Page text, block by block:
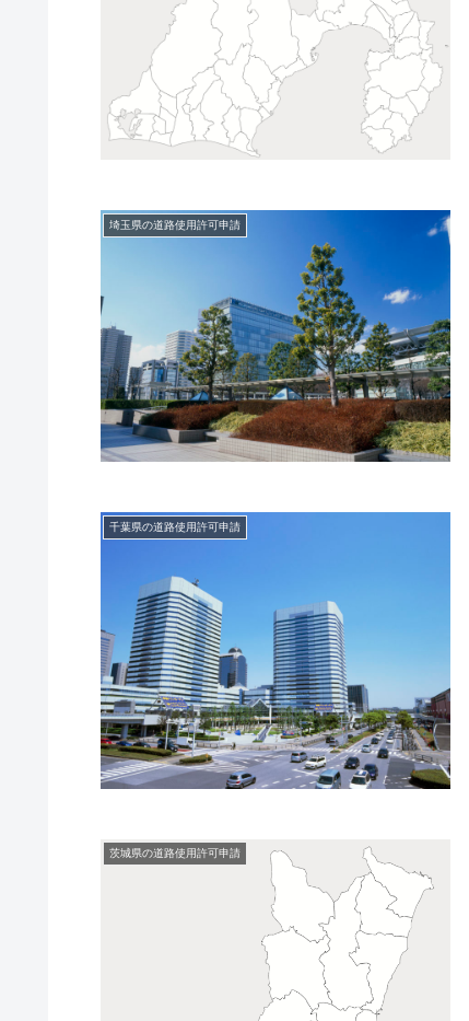
埼玉県の道路使用許可申請
千葉県の道路使用許可申請
茨城県の道路使用許可申請